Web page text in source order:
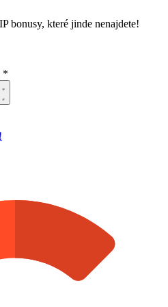
bonusy, které jinde nenajdete!
*